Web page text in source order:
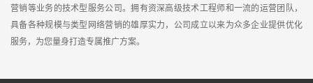
营销等业务的技术型服务公司。拥有资深高级技术工程师和一流的运营团队，
具备各种规模与类型网络营销的雄厚实力，公司成立以来为众多企业提供优化
服务，为您量身打造专属推广方案。